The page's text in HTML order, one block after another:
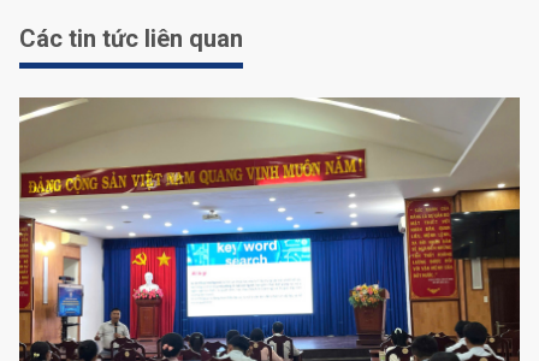
Các tin tức liên quan